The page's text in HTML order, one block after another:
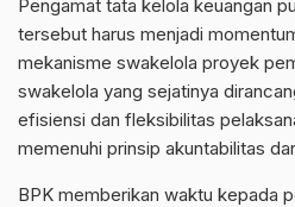
Pengamat tata kelola keuangan
tersebut harus menjadi
mekanisme swakelola proyek
swakelola yang sejatinya
efisiensi dan fleksibilitas
memenuhi prinsip akuntabilitas
BPK memberikan waktu kepada